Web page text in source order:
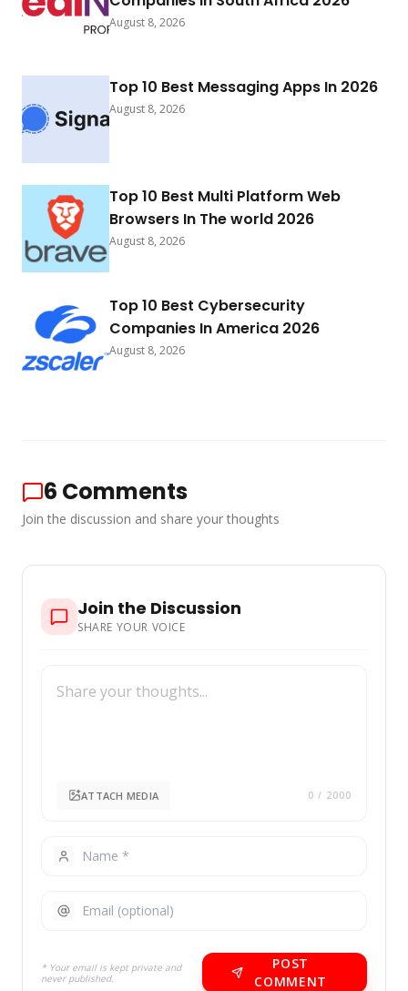
August 8, 2026
Top 10 Best Messaging Apps In 2026
August 8, 2026
Top 10 Best Multi Platform Web
Browsers In The world 2026
August 8, 2026
Top 10 Best Cybersecurity
Companies In America 2026
August 8, 2026
6 Comments
Join the discussion and share your thoughts
Join the Discussion
SHARE YOUR VOICE
ATTACH MEDIA 0 / 2000
* Your email is kept private and
never published.
POST
COMMENT